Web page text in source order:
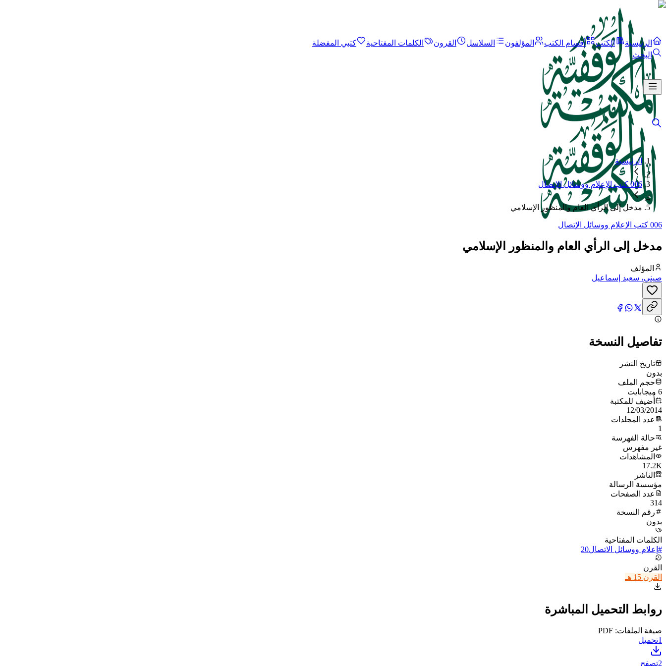
الرئيسية الكتب أقسام الكتب المؤلفون السلاسل القرون الكلمات المفتاحية
كتبي المفضلة
البحث
الرئيسية
006 كتب الإعلام ووسائل الإتصال
مدخل إلى الرأي العام والمنظور الإسلامي
006 كتب الإعلام ووسائل الإتصال
مدخل إلى الرأي العام والمنظور الإسلامي
المؤلف
صيني، سعيد إسماعيل
تفاصيل النسخة
تاريخ النشر
بدون
حجم الملف
6 ميجابايت
أُضيف للمكتبة
12/03/2014
عدد المجلدات
1
حالة الفهرسة
غير مفهرس
المشاهدات
17.2K
الناشر
مؤسسة الرسالة
عدد الصفحات
314
رقم النسخة
بدون
الكلمات المفتاحية
# إعلام ووسائل الاتصال20
القرن
القرن 15 هـ
روابط التحميل المباشرة
صيغة الملفات: PDF
1تحميل
2تصفح